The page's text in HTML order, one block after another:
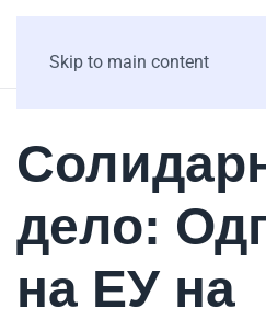
Skip to main content
дело:
на ЕУ на